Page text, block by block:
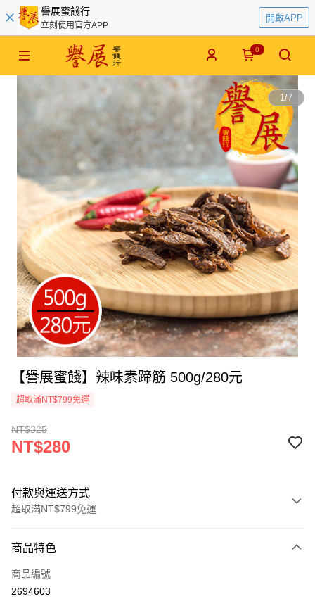
譽展蜜餞行
立刻使用官方APP
開啟APP
0
1/7
【譽展蜜餞】辣味素蹄筋 500g/280元
超取滿NT$799免運
NT$325
NT$280
付款與運送方式
超取滿NT$799免運
信用卡一次付款
超商取貨付款
商品特色
商品編號
2694603